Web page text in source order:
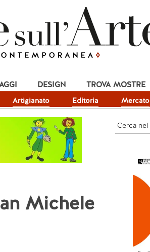
Artigianato Editoria Mercato
DESIGN TROVA MOSTRE
Michele